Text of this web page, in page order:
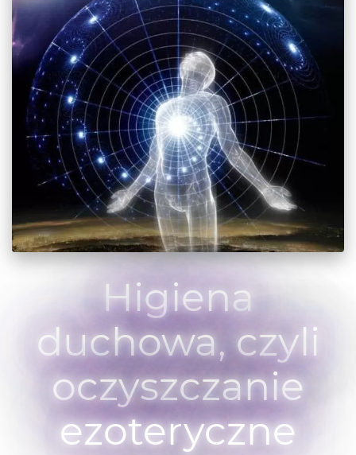
Higiena
duchowa, czyli
oczyszczanie
ezoteryczne